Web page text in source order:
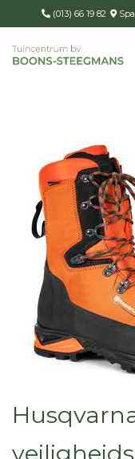
(013) 66 19 82